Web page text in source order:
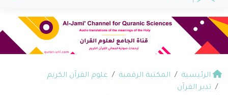
الرئيسية المكتبة الرقمية
علوم القرآن الكريم
تدبر القرآن